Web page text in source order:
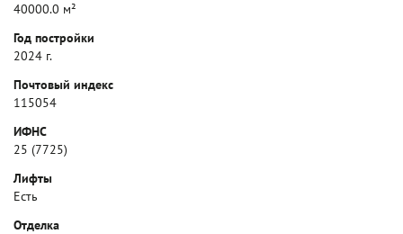
40000.0 м²
Год постройки
2024 г.
Почтовый индекс
115054
ИФНС
25 (7725)
Лифты
Есть
Отделка